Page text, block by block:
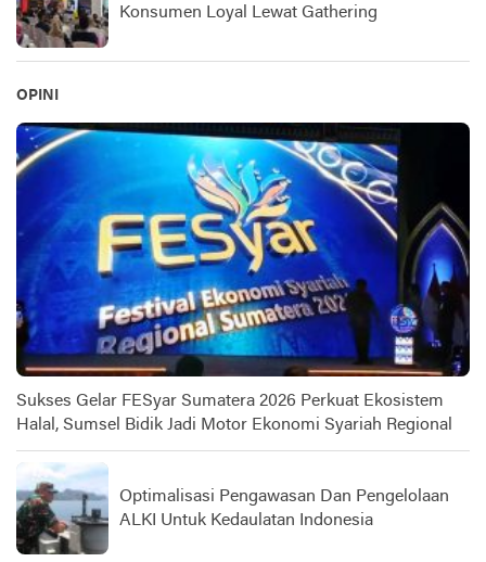
Konsumen Loyal Lewat Gathering
OPINI
Sukses Gelar FESyar Sumatera 2026 Perkuat Ekosistem
Halal, Sumsel Bidik Jadi Motor Ekonomi Syariah Regional
Optimalisasi Pengawasan Dan Pengelolaan
ALKI Untuk Kedaulatan Indonesia